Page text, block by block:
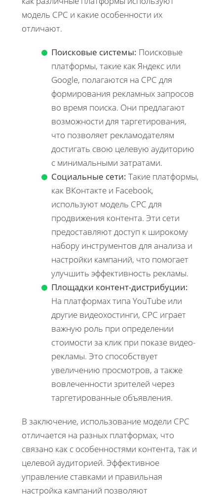
модель CPC и какие особенности их
отличают.
Поисковые системы: Поисковые
платформы, такие как Яндекс или
Google, полагаются на CPC для
формирования рекламных запросов
во время поиска. Они предлагают
возможности для таргетирования,
что позволяет рекламодателям
достигать свою целевую аудиторию
с минимальными затратами.
Социальные сети: Такие платформы,
как ВКонтакте и Facebook,
используют модель CPC для
продвижения контента. Эти сети
предоставляют доступ к широкому
набору инструментов для анализа и
настройки кампаний, что помогает
улучшить эффективность рекламы.
Площадки контент-дистрибуции:
На платформах типа YouTube или
другие видеохостинги, CPC играет
важную роль при определении
стоимости за клик при показе видео-
рекламы. Это способствует
увеличению просмотров, а также
вовлеченности зрителей через
таргетированные объявления.
В заключение, использование модели CPC
отличается на разных платформах, что
связано как с особенностями контента, так и
целевой аудиторией. Эффективное
управление ставками и правильная
настройка кампаний позволяют